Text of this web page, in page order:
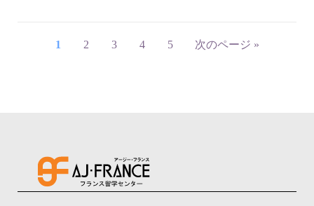
1 2 3 4 5 次のページ »